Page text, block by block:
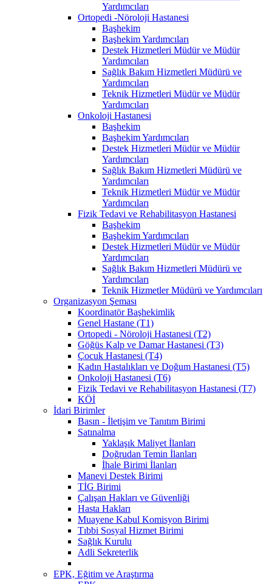
Yardımcıları
Ortopedi -Nöroloji Hastanesi
Başhekim
Başhekim Yardımcıları
Destek Hizmetleri Müdür ve Müdür
Yardımcıları
Sağlık Bakım Hizmetleri Müdürü ve
Yardımcıları
Teknik Hizmetleri Müdür ve Müdür
Yardımcıları
Onkoloji Hastanesi
Başhekim
Başhekim Yardımcıları
Destek Hizmetleri Müdür ve Müdür
Yardımcıları
Sağlık Bakım Hizmetleri Müdürü ve
Yardımcıları
Teknik Hizmetleri Müdür ve Müdür
Yardımcıları
Fizik Tedavi ve Rehabilitasyon Hastanesi
Başhekim
Başhekim Yardımcıları
Destek Hizmetleri Müdür ve Müdür
Yardımcıları
Sağlık Bakım Hizmetleri Müdürü ve
Yardımcıları
Teknik Hizmetler Müdürü ve Yardımcıları
Organizasyon Şeması
Koordinatör Başhekimlik
Genel Hastane (T1)
Ortopedi - Nöroloji Hastanesi (T2)
Göğüs Kalp ve Damar Hastanesi (T3)
Çocuk Hastanesi (T4)
Kadın Hastalıkları ve Doğum Hastanesi (T5)
Onkoloji Hastanesi (T6)
Fizik Tedavi ve Rehabilitasyon Hastanesi (T7)
KÖİ
İdari Birimler
Basın - İletişim ve Tanıtım Birimi
Satınalma
Yaklaşık Maliyet İlanları
Doğrudan Temin İlanları
İhale Birimi İlanları
Manevi Destek Birimi
TİG Birimi
Çalışan Hakları ve Güvenliği
Hasta Hakları
Muayene Kabul Komisyon Birimi
Tıbbi Sosyal Hizmet Birimi
Sağlık Kurulu
Adli Sekreterlik
EPK, Eğitim ve Araştırma